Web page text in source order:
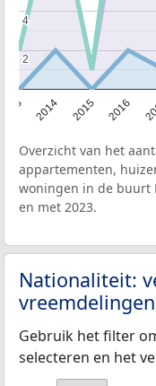
2014 2015 2016
2
2
4
4
Overzicht van het
appartementen,
woningen in de buurt
en met 2023.
Nationaliteit:
Gebruik het filter
selecteren en het